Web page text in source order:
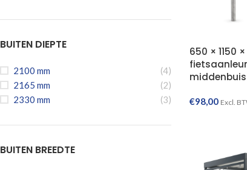
BUITEN DIEPTE
2100 mm
(4)
2165 mm
(2)
2330 mm
(3)
BUITEN BREEDTE
650 × 1150
€98,00 Excl.